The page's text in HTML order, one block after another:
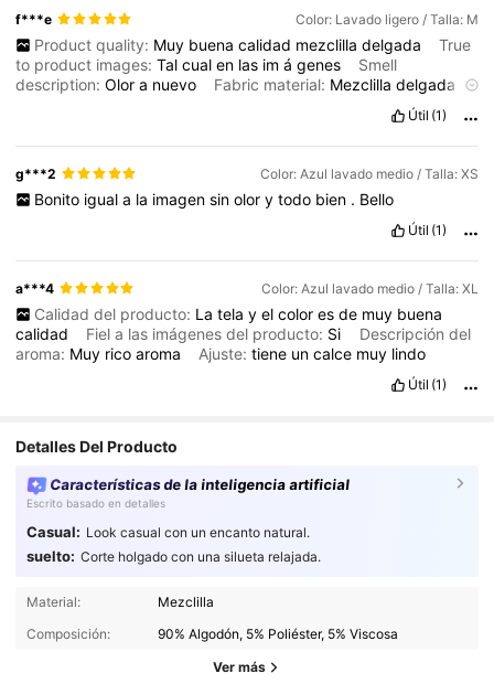
f***e Color: Lavado ligero / Talla: M
Product quality: Muy buena calidad mezclilla delgada
True
to product images:Talcualen las imágenes
Smell
description:Olora nuevo Fabric material: Mezclilladelgada
Útil (1)
g***2 Color: Azul lavado medio / Talla: XS
Bonito igual a la imagen sin olor y todo bien . Bello
Útil (1)
a***4 Color: Azul lavado medio / Talla: XL
Calidad del producto: La tela y el color es de muy buena
calidad
Fiel a las imágenes del producto: Si
Descripción del
aroma: Muy ricoaroma Ajuste:tiene uncalce muy lindo
Útil (1)
Detalles Del Producto
Características de la inteligencia artificial
Escrito basado en detalles
Casual: Look casual con un encanto natural.
suelto: Corte holgado con una silueta relajada.
Material:
Mezclilla
Composición:
90% Algodón, 5% Poliéster, 5% Viscosa
Ver más
4,85 20K Seguidores